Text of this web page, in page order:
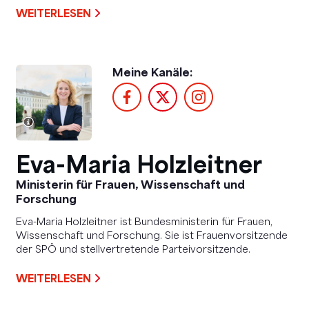
WEITERLESEN
Meine Kanäle:
Eva-Maria Holzleitner
Ministerin für Frauen, Wissenschaft und
Forschung
Eva-Maria Holzleitner ist Bundesministerin für Frauen,
Wissenschaft und Forschung. Sie ist Frauenvorsitzende
der SPÖ und stellvertretende Parteivorsitzende.
WEITERLESEN